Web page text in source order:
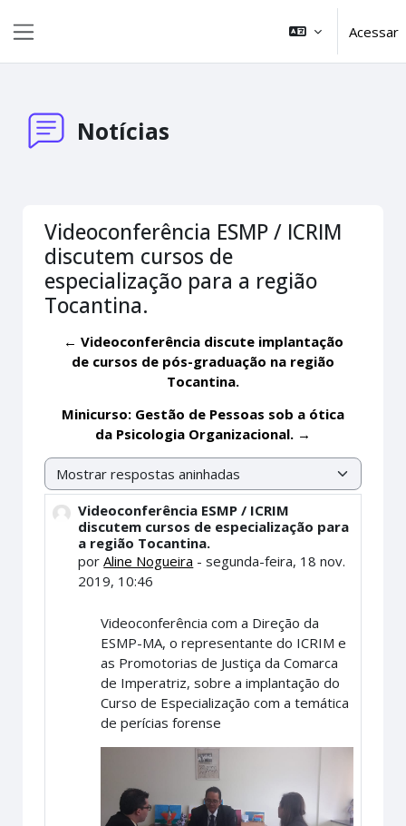
Acessar
Notícias
Videoconferência ESMP / ICRIM
discutem cursos de
especialização para a região
Tocantina.
← Videoconferência discute implantação
de cursos de pós-graduação na região
Tocantina.
Minicurso: Gestão de Pessoas sob a ótica
da Psicologia Organizacional. →
Modo de visualização
Videoconferência ESMP / ICRIM
discutem cursos de especialização para
a região Tocantina.
porAline Nogueira -segunda-feira, 18 nov.
2019, 10:46
Número de respostas: 0
Videoconferência com a Direção da
ESMP-MA, o representante do ICRIM e
as Promotorias de Justiça da Comarca
de Imperatriz, sobre a implantação do
Curso de Especialização com a temática
de perícias forense